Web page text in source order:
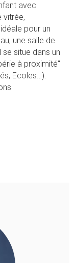
avec
vitrée,
pour un
une salle de
situe dans un
à proximité"
Ecoles…).